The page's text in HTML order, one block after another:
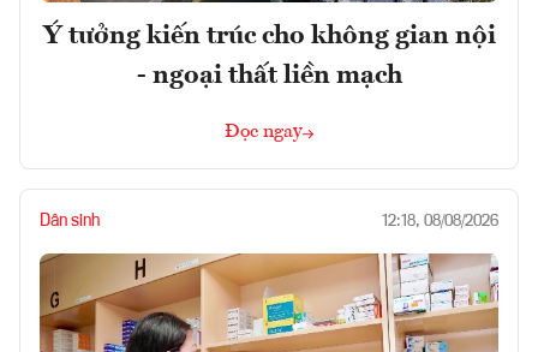
Ý tưởng kiến trúc cho không gian nội
- ngoại thất liền mạch
Đọc ngay
Dân sinh 12:18, 08/08/2026